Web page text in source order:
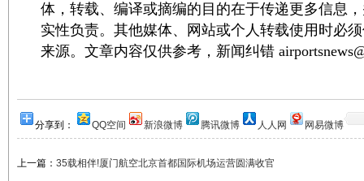
体，转载、编译或摘编的目的在于传递更多信息
实性负责。其他媒体、网站或个人转载使用时必
来源。文章内容仅供参考，新闻纠错
分享到： QQ空间 新浪微博 腾讯微博 人人网 网易微博
上一篇： 35载相伴!厦门航空北京首都国际机场运营圆满收官